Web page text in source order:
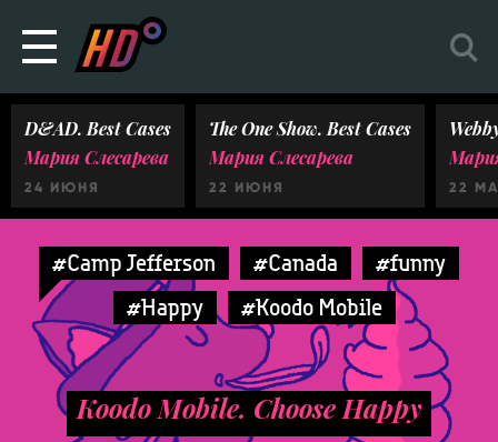
D&AD. Best Cases
Мария Слесарева
24 ИЮНЯ
The One Show. Best Cases
Мария Слесарева
22 ИЮНЯ 22
#Camp Jefferson #Canada
#funny
#Happy
#Koodo Mobile
Koodo Mobile. Choose Happy